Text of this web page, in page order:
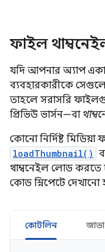
ফাইল
যদি আপনার অ্যাপ
ব্যবহারকারীকে
তাহলে সরাসরি
প্রিভিউ ভার্সন—বা
কোনো নির্দিষ্ট
loadThumbnail()
থাম্বনেইল লোড করতে
কোড স্নিপেটে দেখানো
কোটলিন জাভা